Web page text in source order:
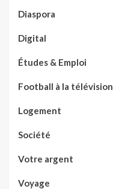
Diaspora
Digital
Études & Emploi
Football à la télévision
Logement
Société
Votre argent
Voyage